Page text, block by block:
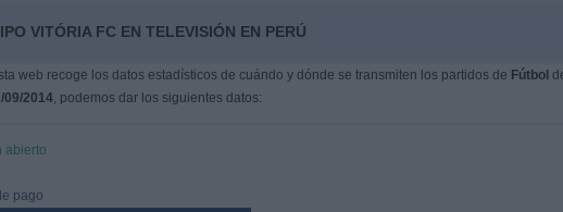
VITÓRIA FC EN TELEVISIÓN EN PERÚ
web recoge los datos estadísticos de cuándo y dónde se transmiten los partidos de Fútbol
09/2014, podemos dar los siguientes datos:
abierto
pago